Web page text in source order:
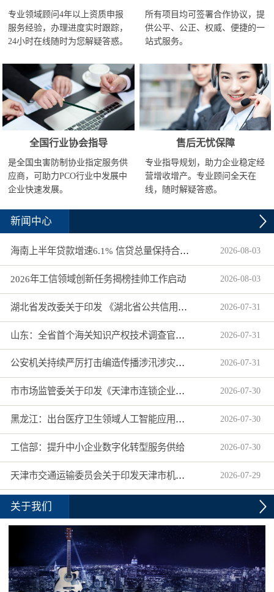
专业领域顾问4年以上资质申报
服务经验，办理进度实时跟踪，
24小时在线随时为您解疑答惑。
所有项目均可签署合作协议，提
供公平、公正、权威、便捷的一
站式服务。
全国行业协会指导
是全国虫害防制协业指定服务供
应商，可助力PCO行业中发展中
企业快速发展。
售后无忧保障
专业指导规划，助力企业稳定经
营增收增产。专业顾问全天在
线，随时解疑答惑。
新闻中心
海南上半年贷款增速6.1% 信贷总量保持合理平稳增长 2026-08-03
2026年工信领域创新任务揭榜挂帅工作启动 2026-08-03
湖北省发改委关于印发 《湖北省公共信用信息目录（2026年版）》的通知 2026-07-31
山东：全省首个海关知识产权技术调查官制度落地济南自贸片区 2026-07-31
公安机关持续严厉打击编造传播涉汛涉灾网络谣言 2026-07-31
市市场监管委关于印发《天津市连锁企业食品经营许可“先证后核”信用承诺审批实施办法》的通知 2026-07-30
黑龙江：出台医疗卫生领域人工智能应用工作实施方案 2026-07-30
工信部：提升中小企业数字化转型服务供给 2026-07-30
天津市交通运输委员会关于印发天津市机动车驾驶员培训机构及教练员综合信用评价管理办法的通知 2026-07-29
关于我们